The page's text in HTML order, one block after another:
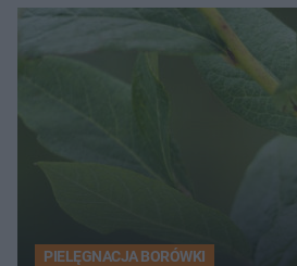
PIELĘGNACJA BORÓWKI